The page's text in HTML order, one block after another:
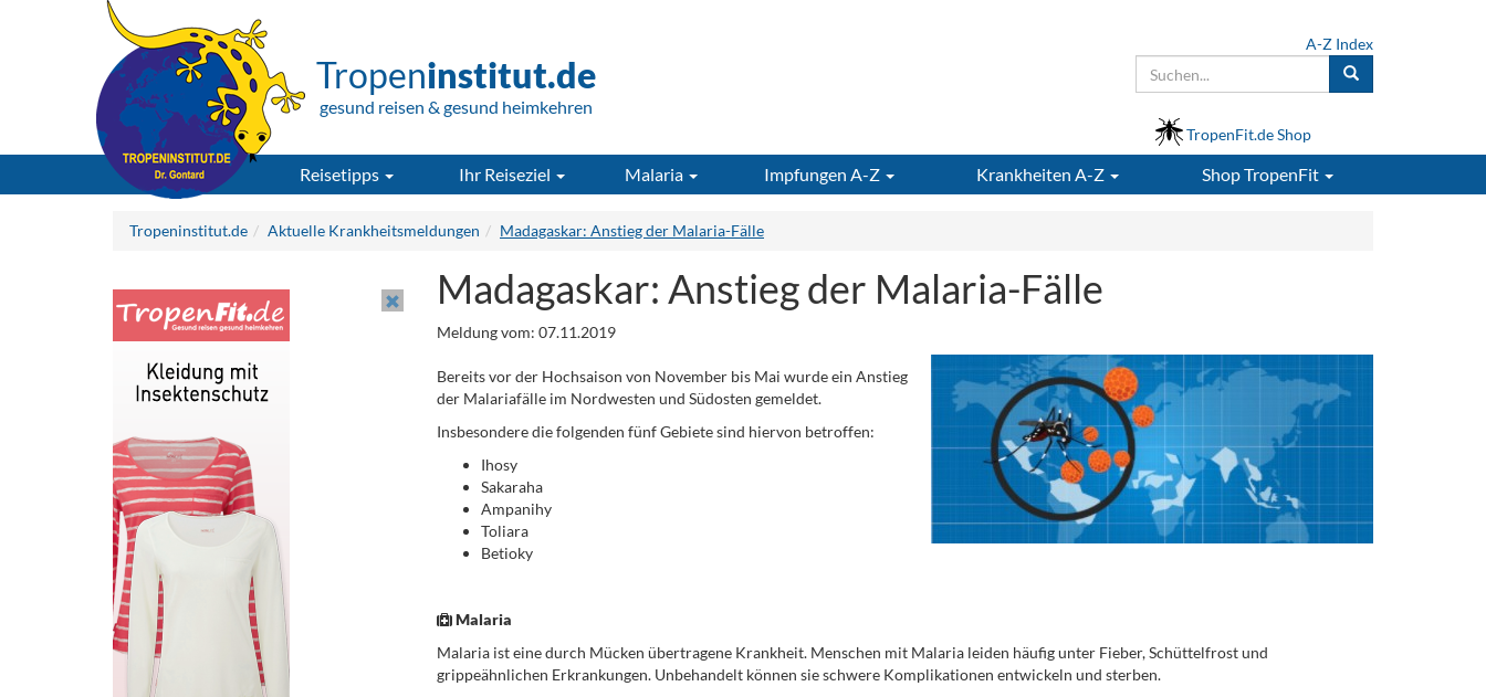
Tropeninstitut.de
gesund reisen & gesund heimkehren
A-Z Index
TropenFit.de Shop
Reisetipps Ihr Reiseziel Malaria Impfungen A-Z Krankheiten A-Z ShopTropenFit
Tropeninstitut.de Aktuelle Krankheitsmeldungen Madagaskar: Anstieg der Malaria-Fälle
Madagaskar: Anstieg der Malaria-Fälle
Meldung vom: 07.11.2019
Bereits vor der Hochsaison von November bis Mai wurde ein Anstieg
der Malariafälle im Nordwesten und Südosten gemeldet.
Insbesondere die folgenden fünf Gebiete sind hiervon betroffen:
Ihosy
Sakaraha
Ampanihy
Toliara
Betioky
Malaria
Malaria ist eine durch Mücken übertragene Krankheit. Menschen mit Malaria leiden häufig unter Fieber, Schüttelfrost und
grippeähnlichen Erkrankungen. Unbehandelt können sie schwere Komplikationen entwickeln und sterben.